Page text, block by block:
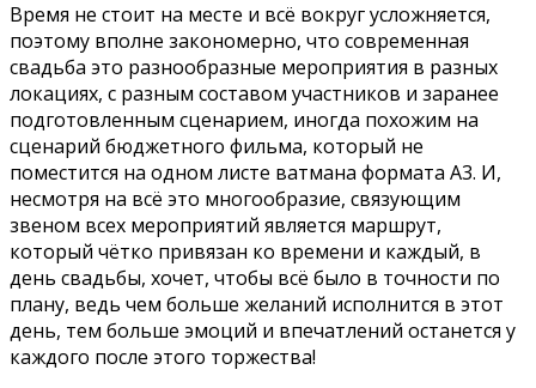
Время не стоит на месте и всё вокруг усложняется,
поэтому вполне закономерно, что современная
свадьба это разнообразные мероприятия в разных
локациях, с разным составом участников и заранее
подготовленным сценарием, иногда похожим на
сценарий бюджетного фильма, который не
поместится на одном листе ватмана формата А3. И,
несмотря на всё это многообразие, связующим
звеном всех мероприятий является маршрут,
который чётко привязан ко времени и каждый, в
день свадьбы, хочет, чтобы всё было в точности по
плану, ведь чем больше желаний исполнится в этот
день, тем больше эмоций и впечатлений останется у
каждого после этого торжества!